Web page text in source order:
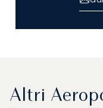
Altri